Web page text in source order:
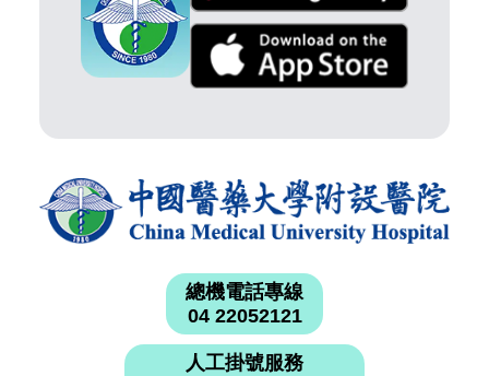
總機電話專線
04 22052121
人工掛號服務